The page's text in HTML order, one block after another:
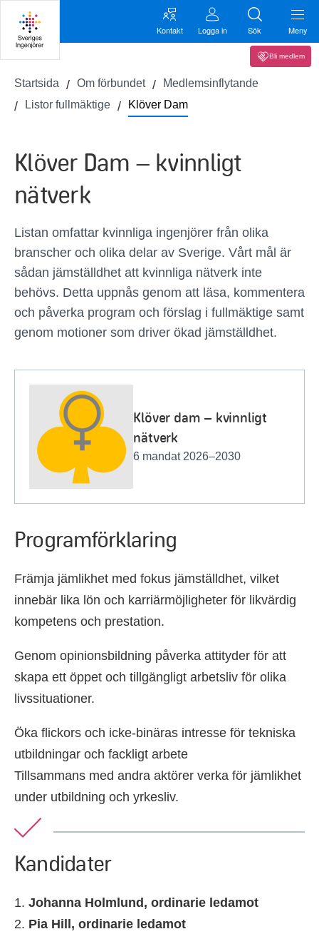
Kontakt Logga in Sök Meny
Bli medlem
Startsida Om förbundet
Medlemsinflytande
Listor fullmäktige
Klöver Dam
Klöver Dam – kvinnligt
nätverk
Listan omfattar kvinnliga ingenjörer från olika
branscher och olika delar av Sverige. Vårt mål är
sådan jämställdhet att kvinnliga nätverk inte
behövs. Detta uppnås genom att läsa, kommentera
och påverka program och förslag i fullmäktige samt
genom motioner som driver ökad jämställdhet.
Klöver dam – kvinnligt
nätverk
6 mandat 2026–2030
Programförklaring
Främja jämlikhet med fokus jämställdhet, vilket
innebär lika lön och karriärmöjligheter för likvärdig
kompetens och prestation.
Genom opinionsbildning påverka attityder för att
skapa ett öppet och tillgängligt arbetsliv för olika
livssituationer.
Öka flickors och icke-binäras intresse för tekniska
utbildningar och fackligt arbete
Tillsammans med andra aktörer verka för jämlikhet
under utbildning och yrkesliv.
Kandidater
Johanna Holmlund, ordinarie ledamot
Pia Hill, ordinarie ledamot